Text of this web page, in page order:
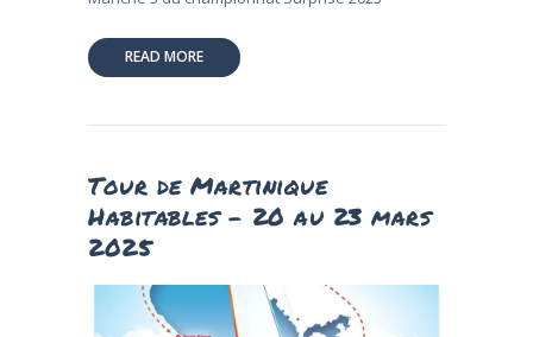
READ MORE
Tour de Martinique
Habitables – 20 au 23 mars
2025